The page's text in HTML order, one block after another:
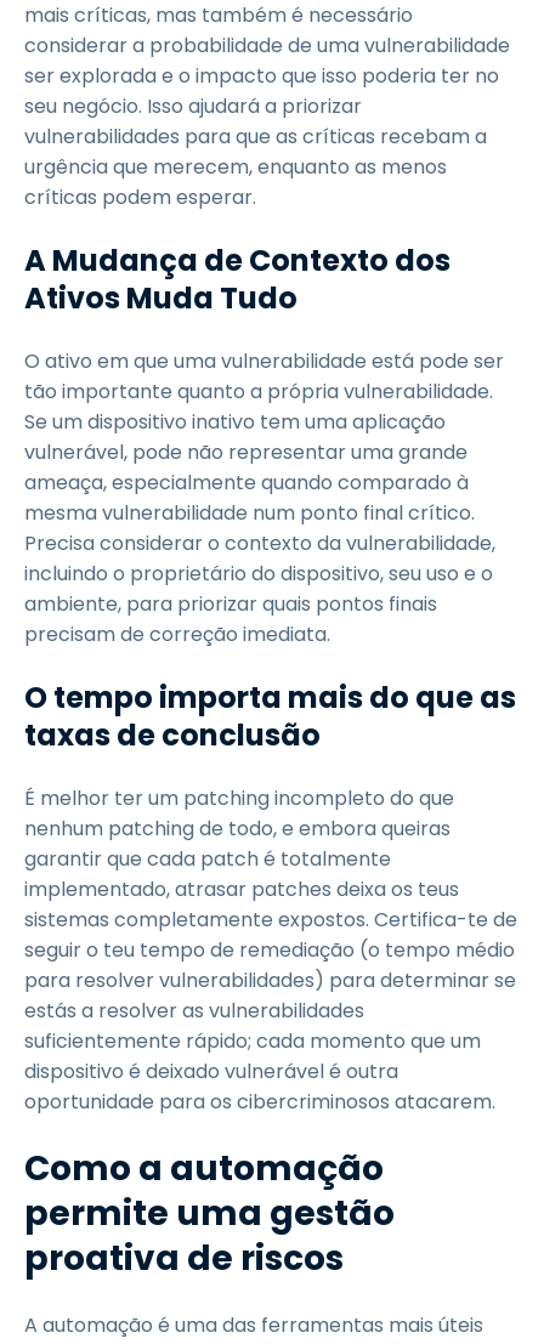
mais críticas, mas também é necessário
considerar a probabilidade de uma vulnerabilidade
ser explorada e o impacto que isso poderia ter no
seu negócio. Isso ajudará a priorizar
vulnerabilidades para que as críticas recebam a
urgência que merecem, enquanto as menos
críticas podem esperar.
A Mudança de Contexto dos
Ativos Muda Tudo
O ativo em que uma vulnerabilidade está pode ser
tão importante quanto a própria vulnerabilidade.
Se um dispositivo inativo tem uma aplicação
vulnerável, pode não representar uma grande
ameaça, especialmente quando comparado à
mesma vulnerabilidade num ponto final crítico.
Precisa considerar o contexto da vulnerabilidade,
incluindo o proprietário do dispositivo, seu uso e o
ambiente, para priorizar quais pontos finais
precisam de correção imediata.
O tempo importa mais do que as
taxas de conclusão
É melhor ter um patching incompleto do que
nenhum patching de todo, e embora queiras
garantir que cada patch é totalmente
implementado, atrasar patches deixa os teus
sistemas completamente expostos. Certifica-te de
seguir o teu tempo de remediação (o tempo médio
para resolver vulnerabilidades) para determinar se
estás a resolver as vulnerabilidades
suficientemente rápido; cada momento que um
dispositivo é deixado vulnerável é outra
oportunidade para os cibercriminosos atacarem.
Como a automação
permite uma gestão
proativa de riscos
A automação é uma das ferramentas mais úteis